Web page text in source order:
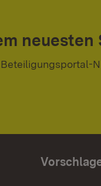
neuesten